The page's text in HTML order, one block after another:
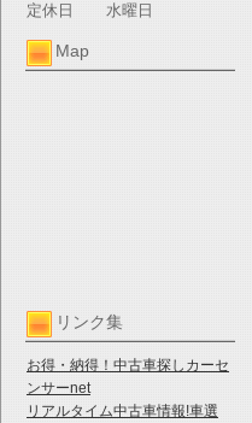
定休日
水曜日
Map
リンク集
お得・納得！中古車探しカーセ
ンサーnet
リアルタイム中古車情報!車選